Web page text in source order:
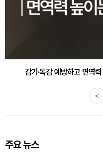
감기·독감 예방하고 면역
<
주요 뉴스